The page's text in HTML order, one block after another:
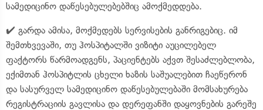
სამედიცინო დაწესებულებებშიც ამოქმედდება.
✔️ გარდა ამისა, მოქმედებს სერვისების განრიგებიც. იმ
შემთხვევაში, თუ ჰოსპიტალში ვიზიტი აუცილებელ
ფაქტორს წარმოადგენს, პაციენტებს აქვთ შესაძლებლობა,
ექიმთან ჰოსპიტლის ცხელი ხაზის საშუალებით ჩაეწერონ
და სასურველ სამედიცინო დაწესებულებაში მომსახურება
რეგისტრაციის გავლისა და დერეფანში დაყოვნების გარეშე